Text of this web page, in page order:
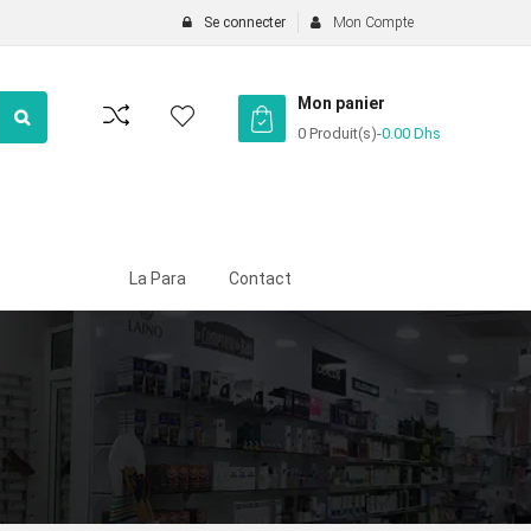
Mon Compte
Se connecter
Mon panier
0 Produit(s)-0.00 Dhs
La Para Contact